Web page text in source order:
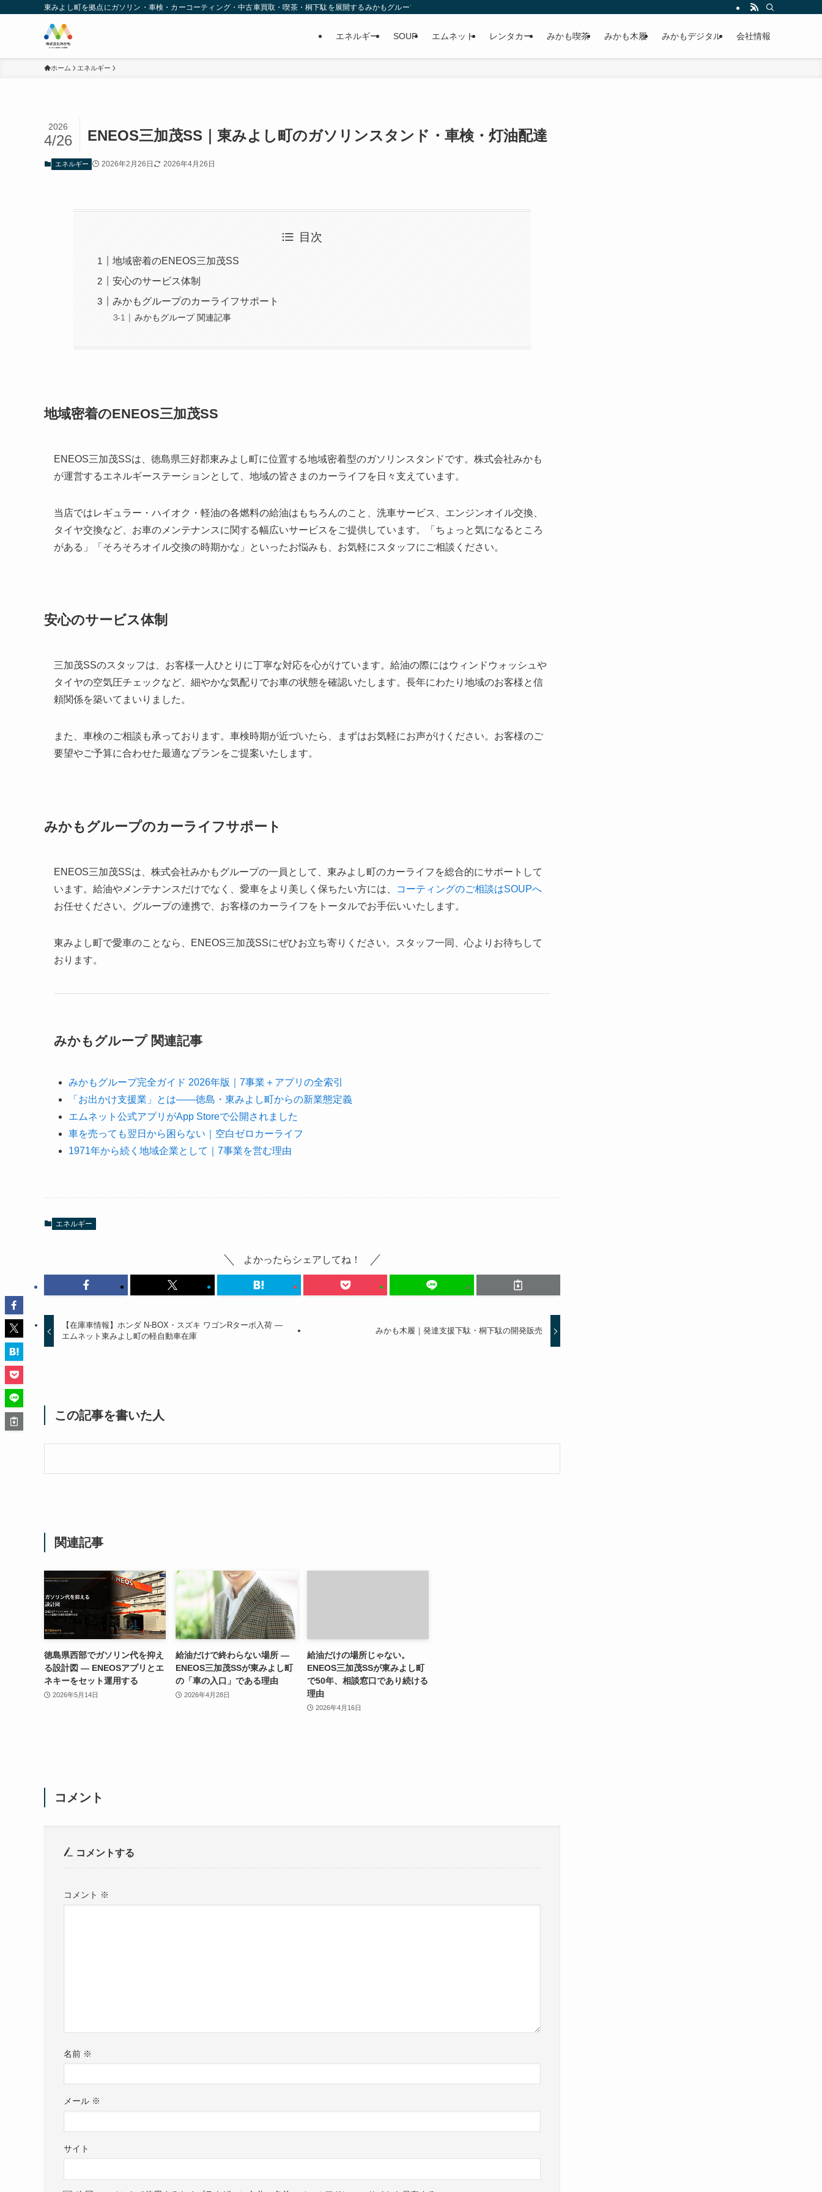
東みよし町を拠点にガソリン・車検・カーコーティング・中古車買取・喫茶・桐下駄を展開するみかもグループ
エネルギー SOUP エムネット レンタカー みかも喫茶 みかも木履 みかもデジタル 会社情報
ホーム エネルギー
ENEOS三加茂SS｜東みよし町のガソリンスタンド・車検・灯油配達
2026
4/26
エネルギー 2026年2月26日 2026年4月26日
目次
地域密着のENEOS三加茂SS
安心のサービス体制
みかもグループのカーライフサポート
みかもグループ 関連記事
地域密着のENEOS三加茂SS
ENEOS三加茂SSは、徳島県三好郡東みよし町に位置する地域密着型のガソリンスタンドです。株式会社みかも
が運営するエネルギーステーションとして、地域の皆さまのカーライフを日々支えています。
当店ではレギュラー・ハイオク・軽油の各燃料の給油はもちろんのこと、洗車サービス、エンジンオイル交換、
タイヤ交換など、お車のメンテナンスに関する幅広いサービスをご提供しています。「ちょっと気になるところ
がある」「そろそろオイル交換の時期かな」といったお悩みも、お気軽にスタッフにご相談ください。
安心のサービス体制
三加茂SSのスタッフは、お客様一人ひとりに丁寧な対応を心がけています。給油の際にはウィンドウォッシュや
タイヤの空気圧チェックなど、細やかな気配りでお車の状態を確認いたします。長年にわたり地域のお客様と信
頼関係を築いてまいりました。
また、車検のご相談も承っております。車検時期が近づいたら、まずはお気軽にお声がけください。お客様のご
要望やご予算に合わせた最適なプランをご提案いたします。
みかもグループのカーライフサポート
ENEOS三加茂SSは、株式会社みかもグループの一員として、東みよし町のカーライフを総合的にサポートして
います。給油やメンテナンスだけでなく、愛車をより美しく保ちたい方には、
コーティングのご相談はSOUPへ
お任せください。グループの連携で、お客様のカーライフをトータルでお手伝いいたします。
東みよし町で愛車のことなら、ENEOS三加茂SSにぜひお立ち寄りください。スタッフ一同、心よりお待ちして
おります。
みかもグループ 関連記事
みかもグループ完全ガイド 2026年版｜7事業＋アプリの全索引
「お出かけ支援業」とは——徳島・東みよし町からの新業態定義
エムネット公式アプリがApp Storeで公開されました
車を売っても翌日から困らない｜空白ゼロカーライフ
1971年から続く地域企業として｜7事業を営む理由
エネルギー
よかったらシェアしてね！
【在庫車情報】ホンダ N-BOX・スズキ ワゴンRターボ入荷 —
エムネット東みよし町の軽自動車在庫
みかも木履｜発達支援下駄・桐下駄の開発販売
この記事を書いた人
関連記事
徳島県西部でガソリン代を抑え
る設計図 — ENEOSアプリとエ
ネキーをセット運用する
2026年5月14日
給油だけで終わらない場所 —
ENEOS三加茂SSが東みよし町
の「車の入口」である理由
2026年4月28日
給油だけの場所じゃない。
ENEOS三加茂SSが東みよし町
で50年、相談窓口であり続ける
理由
2026年4月16日
コメント
コメントする
コメント ※
名前 ※
メール ※
サイト